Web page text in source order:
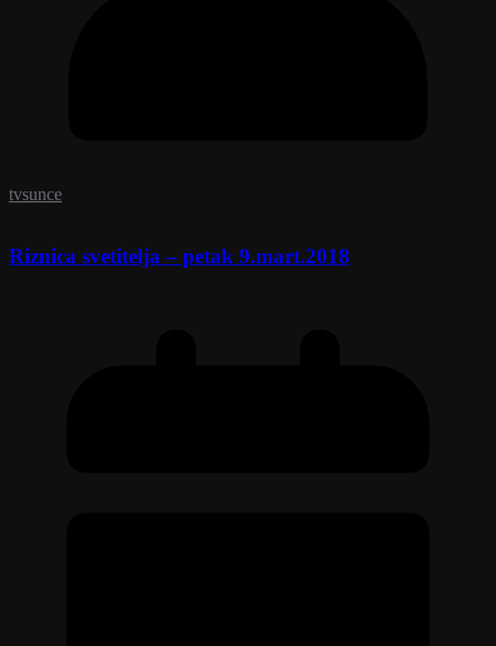
tvsunce
Riznica svetitelja – petak 9.mart.2018